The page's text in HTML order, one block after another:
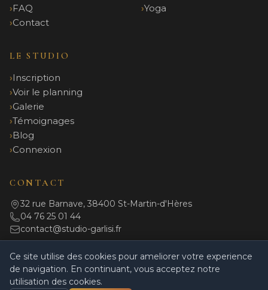
FAQ
Contact
Yoga
LE STUDIO
Inscription
Voir le planning
Galerie
Témoignages
Blog
Connexion
CONTACT
32 rue Barnave, 38400 St-Martin-d'Hères
04 76 25 01 44
contact@studio-garlisi.fr
© 2026 Studio Garlisi. Tous droits réservés.
Mentions légales|Politique de confidentialité
Ce site utilise des cookies pour ameliorer votre experience
de navigation. En continuant, vous acceptez notre
utilisation des cookies.